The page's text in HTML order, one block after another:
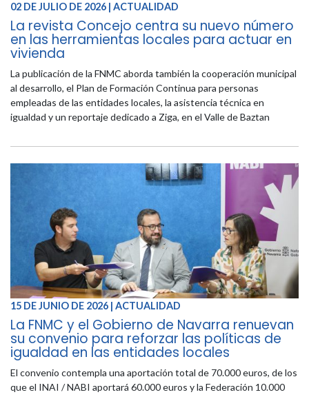
02 DE JULIO DE 2026 | ACTUALIDAD
La revista Concejo centra su nuevo número
en las herramientas locales para actuar en
vivienda
La publicación de la FNMC aborda también la cooperación municipal
al desarrollo, el Plan de Formación Continua para personas
empleadas de las entidades locales, la asistencia técnica en
igualdad y un reportaje dedicado a Ziga, en el Valle de Baztan
15 DE JUNIO DE 2026 | ACTUALIDAD
La FNMC y el Gobierno de Navarra renuevan
su convenio para reforzar las políticas de
igualdad en las entidades locales
El convenio contempla una aportación total de 70.000 euros, de los
que el INAI / NABI aportará 60.000 euros y la Federación 10.000